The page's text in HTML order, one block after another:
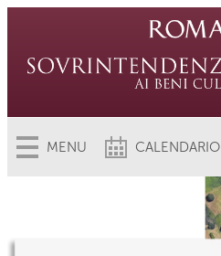
MENU CALENDARIO